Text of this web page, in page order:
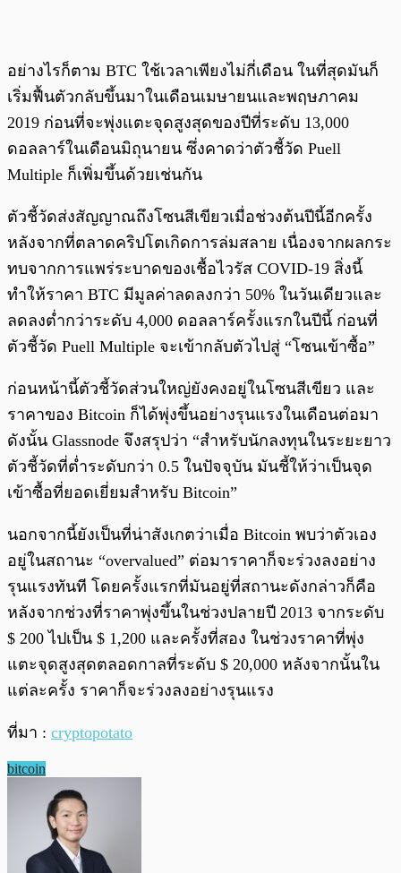
อย่างไรก็ตาม BTC ใช้เวลาเพียงไม่กี่เดือน ในที่สุดมันก็
เริ่มฟื้นตัวกลับขึ้นมาในเดือนเมษายนและพฤษภาคม
2019 ก่อนที่จะพุ่งแตะจุดสูงสุดของปีที่ระดับ 13,000
ดอลลาร์ในเดือนมิถุนายน ซึ่งคาดว่าตัวชี้วัด Puell
Multiple ก็เพิ่มขึ้นด้วยเช่นกัน
ตัวชี้วัดส่งสัญญาณถึงโซนสีเขียวเมื่อช่วงต้นปีนี้อีกครั้ง
หลังจากที่ตลาดคริปโตเกิดการล่มสลาย เนื่องจากผลกระ
ทบจากการแพร่ระบาดของเชื้อไวรัส COVID-19 สิ่งนี้
ทำให้ราคา BTC มีมูลค่าลดลงกว่า 50% ในวันเดียวและ
ลดลงต่ำกว่าระดับ 4,000 ดอลลาร์ครั้งแรกในปีนี้ ก่อนที่
ตัวชี้วัด Puell Multiple จะเข้ากลับตัวไปสู่ “โซนเข้าซื้อ”
ก่อนหน้านี้ตัวชี้วัดส่วนใหญ่ยังคงอยู่ในโซนสีเขียว และ
ราคาของ Bitcoin ก็ได้พุ่งขึ้นอย่างรุนแรงในเดือนต่อมา
ดังนั้น Glassnode จึงสรุปว่า “สำหรับนักลงทุนในระยะยาว
ตัวชี้วัดที่ต่ำระดับกว่า 0.5 ในปัจจุบัน มันชี้ให้ว่าเป็นจุด
เข้าซื้อที่ยอดเยี่ยมสำหรับ Bitcoin”
นอกจากนี้ยังเป็นที่น่าสังเกตว่าเมื่อ Bitcoin พบว่าตัวเอง
อยู่ในสถานะ “overvalued” ต่อมาราคาก็จะร่วงลงอย่าง
รุนแรงทันที โดยครั้งแรกที่มันอยู่ที่สถานะดังกล่าวก็คือ
หลังจากช่วงที่ราคาพุ่งขึ้นในช่วงปลายปี 2013 จากระดับ
$ 200 ไปเป็น $ 1,200 และครั้งที่สอง ในช่วงราคาที่พุ่ง
แตะจุดสูงสุดตลอดกาลที่ระดับ $ 20,000 หลังจากนั้นใน
แต่ละครั้ง ราคาก็จะร่วงลงอย่างรุนแรง
ที่มา : cryptopotato
bitcoin